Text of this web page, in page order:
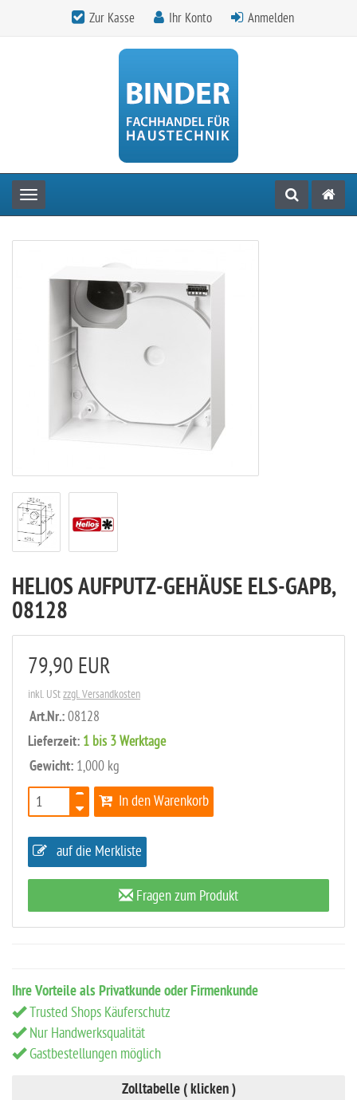
Zur Kasse Ihr Konto Anmelden
Toggle navigation
HELIOS AUFPUTZ-GEHÄUSE ELS-GAPB,
08128
79,90 EUR
inkl. UStzzgl. Versandkosten
Art.Nr.: 08128
Lieferzeit: 1 bis 3 Werktage
Gewicht: 1,000 kg
In den Warenkorb
auf die Merkliste
Fragen zum Produkt
Ihre Vorteile als Privatkunde oder Firmenkunde
Trusted Shops Käuferschutz
Nur Handwerksqualität
Gastbestellungen möglich
Zolltabelle ( klicken )